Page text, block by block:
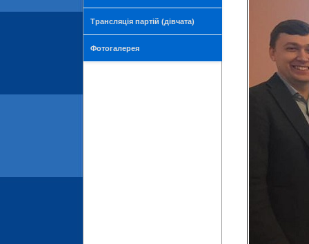
Трансляція партій (дівчата)
Фотогалерея